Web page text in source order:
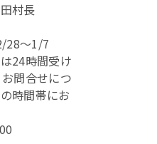
村長
28～1/7
24時間受け
問合せにつ
時間帯にお